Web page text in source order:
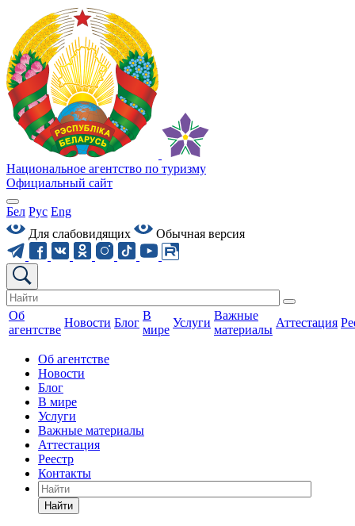
Национальное агентство по туризму
Официальный сайт
Бел Рус Eng
Для слабовидящих
Обычная версия
Об
агентстве
Новости Блог
В
мире
Услуги
Важные
материалы
Аттестация
Об агентстве
Новости
Блог
В мире
Услуги
Важные материалы
Аттестация
Реестр
Контакты
Найти